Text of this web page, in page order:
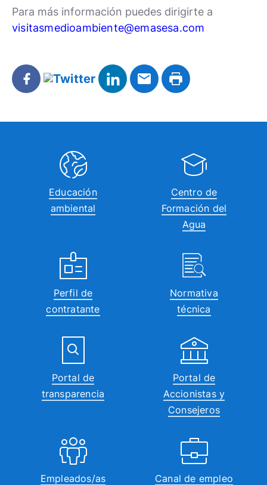
Para más información puedes dirigirte a
visitasmedioambiente@emasesa.com
Educación
ambiental
Centro de
Formación del
Agua
Perfil de
contratante
Normativa
técnica
Portal de
transparencia
Portal de
Accionistas y
Consejeros
Empleados/as Canal de empleo